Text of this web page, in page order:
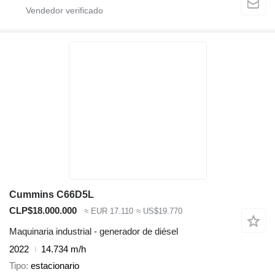
Cummins C66D5L
CLP$18.000.000
≈ EUR 17.110 ≈ US$19.770
Maquinaria industrial - generador de diésel
2022
14.734 m/h
Tipo estacionario